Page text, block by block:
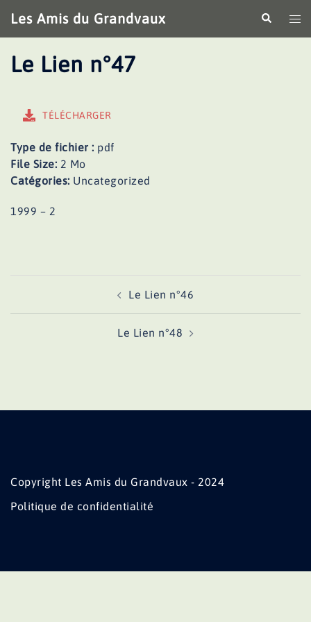
au
contenu
Les Amis du Grandvaux
le
Le Lien n°47
1999 – 2
TÉLÉCHARGER
Type de fichier : pdf
File Size: 2 Mo
Catégories: Uncategorized
Le Lien n°46
Le Lien n°48
Copyright Les Amis du Grandvaux - 2024
Politique de confidentialité